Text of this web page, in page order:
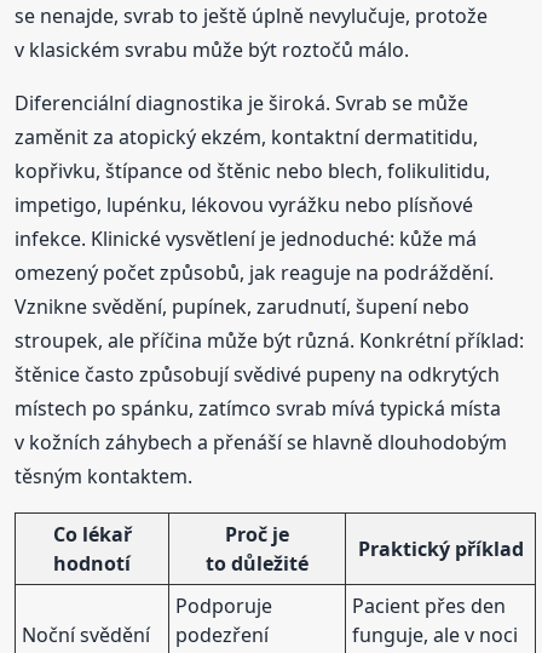
se nenajde, svrab to ještě úplně nevylučuje, protože
v klasickém svrabu může být roztočů málo.
Diferenciální diagnostika je široká. Svrab se může
zaměnit za atopický ekzém, kontaktní dermatitidu,
kopřivku, štípance od štěnic nebo blech, folikulitidu,
impetigo, lupénku, lékovou vyrážku nebo plísňové
infekce. Klinické vysvětlení je jednoduché: kůže má
omezený počet způsobů, jak reaguje na podráždění.
Vznikne svědění, pupínek, zarudnutí, šupení nebo
stroupek, ale příčina může být různá. Konkrétní příklad:
štěnice často způsobují svědivé pupeny na odkrytých
místech po spánku, zatímco svrab mívá typická místa
v kožních záhybech a přenáší se hlavně dlouhodobým
těsným kontaktem.
Co lékař
hodnotí
Proč je
to důležité
Praktický příklad
Noční svědění
Podporuje
podezření
Pacient přes den
funguje, ale v noci